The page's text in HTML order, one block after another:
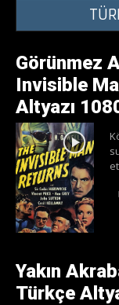
Görünmez
Invisible
Altyazı
Yakın
Türkçe